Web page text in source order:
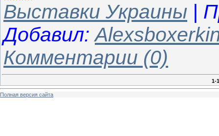
Выставки Украины
Добавил:
Комментарии (0)
1-
Полная версия сайта